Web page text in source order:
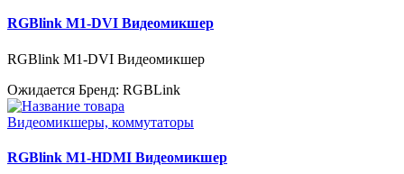
RGBlink M1-DVI Видеомикшер
RGBlink M1-DVI Видеомикшер
Ожидается Бренд: RGBLink
Видеомикшеры, коммутаторы
RGBlink M1-HDMI Видеомикшер